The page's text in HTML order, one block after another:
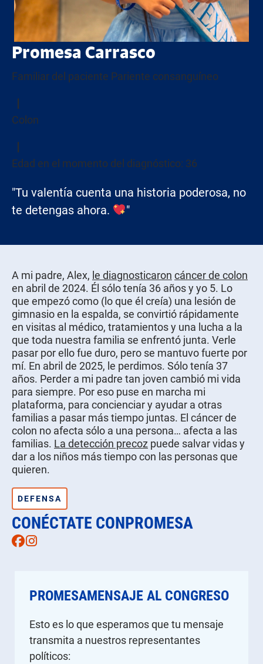
Promesa Carrasco
Familiar del paciente Pariente consanguíneo
Colon
Edad en el momento del diagnóstico: 36
"Tu valentía cuenta una historia poderosa, no
te detengas ahora.
"
A mi padre, Alex, le diagnosticaron cáncer de colon
en abril de 2024. Él sólo tenía 36 años y yo 5. Lo
que empezó como (lo que él creía) una lesión de
gimnasio en la espalda, se convirtió rápidamente
en visitas al médico, tratamientos y una lucha a la
que toda nuestra familia se enfrentó junta. Verle
pasar por ello fue duro, pero se mantuvo fuerte por
mí. En abril de 2025, le perdimos. Sólo tenía 37
años. Perder a mi padre tan joven cambió mi vida
para siempre. Por eso puse en marcha mi
plataforma, para concienciar y ayudar a otras
familias a pasar más tiempo juntas. El cáncer de
colon no afecta sólo a una persona… afecta a las
familias. La detección precoz puede salvar vidas y
dar a los niños más tiempo con las personas que
quieren.
DEFENSA
CONÉCTATE CONPROMESA
Facebook
Instagram
PROMESAMENSAJE AL CONGRESO
Esto es lo que esperamos que tu mensaje
transmita a nuestros representantes
políticos: